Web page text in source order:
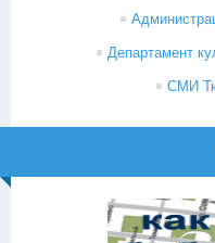
Департамент
СМИ